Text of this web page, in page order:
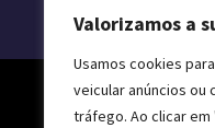
Valorizamos a
Usamos cookies
veicular anúncios ou
tráfego. Ao clicar